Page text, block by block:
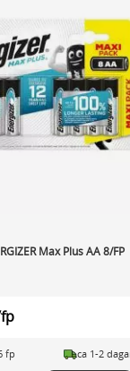
Max Plus AA 8/FP
fp ca 1-2